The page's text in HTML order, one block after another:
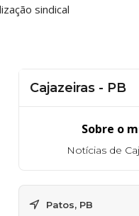
sindical
Cajazeiras - PB
Sobre o
Notícias de
Patos, PB